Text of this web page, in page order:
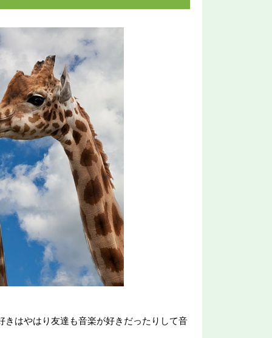
はやはり友達も音楽が好きだったりして音